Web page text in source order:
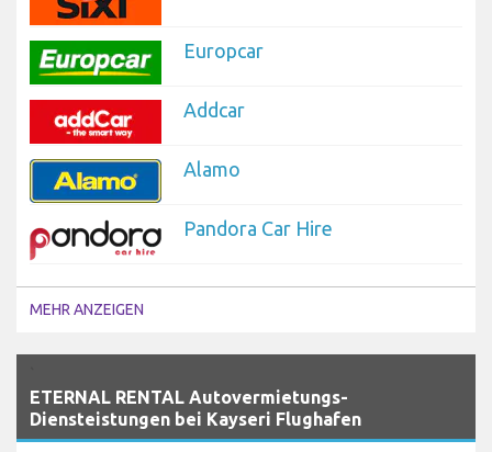
Europcar
Addcar
Alamo
Pandora Car Hire
MEHR ANZEIGEN
ETERNAL RENTAL Autovermietungs-
Diensteistungen bei Kayseri Flughafen